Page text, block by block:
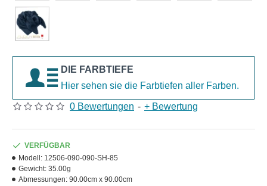
DIE FARBTIEFE
Hier sehen sie die Farbtiefen aller Farben.
0 Bewertungen - + Bewertung
VERFÜGBAR
Modell: 12506-090-090-SH-85
Gewicht: 35.00g
Abmessungen: 90.00cm x 90.00cm